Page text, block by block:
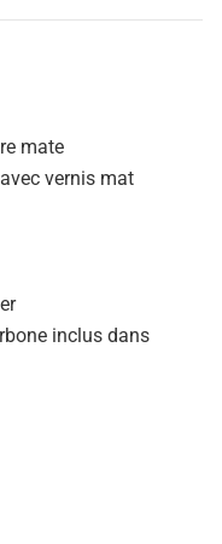
mate
vernis mat
inclus dans